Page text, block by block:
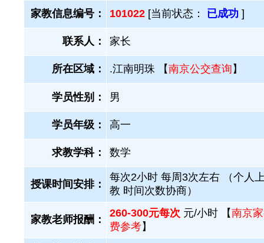
家教信息编号： 101022 [当前状态： 已成功 ]
联系人： 家长
所在区域： .江南明珠 【南京公交查询 】
学员性别： 男
学员年级： 高一
求教学科： 数学
授课时间安排：
每次2小时 每周3次左右 （个人
教 时间次数协商）
家教老师报酬：
260-300元每次 元/小时 【南京
费参考】